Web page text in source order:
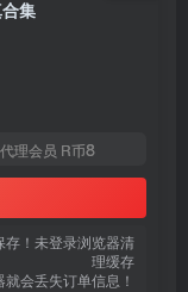
集
代理会员 R币8
存！未登录浏览器清
理缓存
会丢失订单信息！
、隐私声明